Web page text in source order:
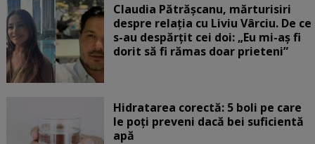
Claudia Pătrășcanu, mărturisiri
despre relația cu Liviu Vârciu. De ce
s-au despărțit cei doi: „Eu mi-aș fi
dorit să fi rămas doar prieteni”
Hidratarea corectă: 5 boli pe care
le poți preveni dacă bei suficientă
apă